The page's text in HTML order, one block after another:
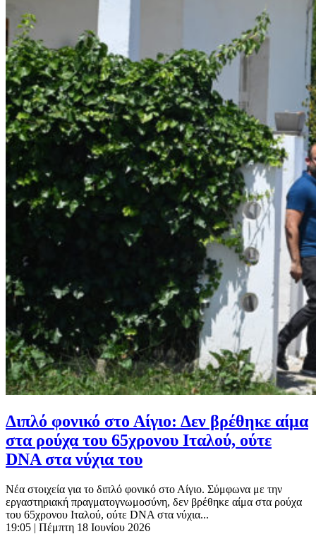
Διπλό φονικό στο Αίγιο: Δεν βρέθηκε αίμα
στα ρούχα του 65χρονου Ιταλού, ούτε
DNA στα νύχια του
Νέα στοιχεία για το διπλό φονικό στο Αίγιο. Σύμφωνα με την
εργαστηριακή πραγματογνωμοσύνη, δεν βρέθηκε αίμα στα ρούχα
του 65χρονου Ιταλού, ούτε DNA στα νύχια...
19:05 | Πέμπτη 18 Ιουνίου 2026